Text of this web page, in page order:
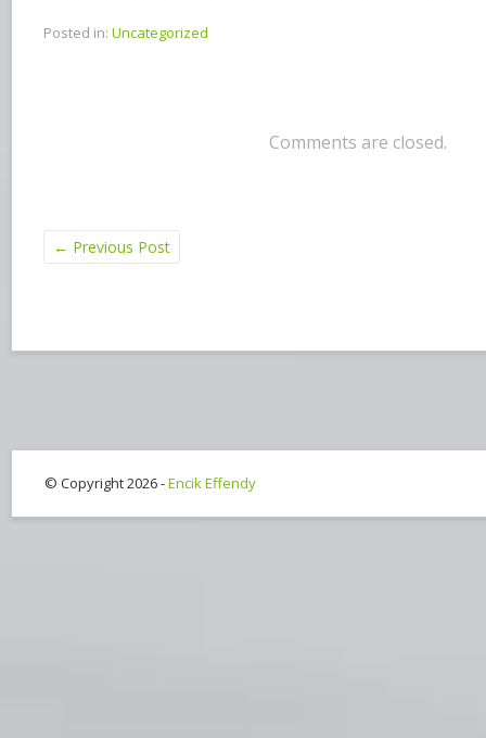
Posted in: Uncategorized
Comments are closed.
← Previous Post
© Copyright 2026 -Encik Effendy